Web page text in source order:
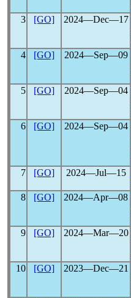
3 [GO] 2024―Dec―17
4 [GO] 2024―Sep―09
5
[GO] 2024―Sep―04
6 [GO] 2024―Sep―04
7 [GO] 2024―Jul―15
8
[GO] 2024―Apr―08
9 [GO] 2024―Mar―20
10 [GO] 2023―Dec―21